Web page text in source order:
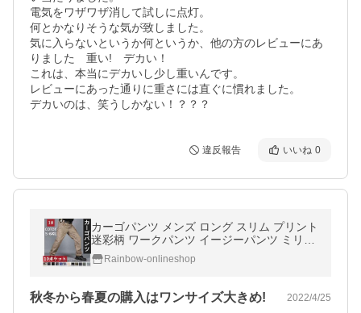
電気をワザワザ消して試しに点灯。
何とかなりそうな気が致しました。
気に入らないというか何というか、他の方のレビューにあ
りました　重い!　デカい！
これは、本当にデカいし少し重いんです。
レビューにあった通りに重さには直ぐに慣れました。
違反報告 いいね 0
カーゴパンツ メンズ ロング スリム プリント
迷彩柄 ワークパンツ イージーパンツ ミリタ
リーパンツ 作業着 作業ズボン カジュアル ゴ
ルフ 父の日
Rainbow-onlineshop
秋冬から春夏の購入はワンサイズ大きめ! 2022/4/25